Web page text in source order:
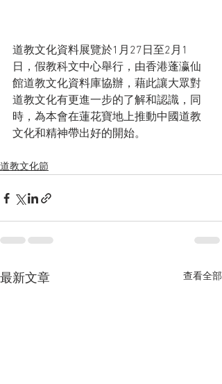
道教文化資料展覽於1月27日至2月1
日，假教科文中心舉行，由香港蓬瀛仙
館道教文化資料庫協辦，藉此讓大眾對
道教文化有更進一步的了解和認識，同
時，為本會在蓮花寶地上推動中國道教
文化和精神帶出好的開始。
道教文化節
最新文章 查看全部